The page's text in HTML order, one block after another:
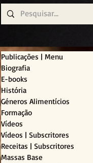
Publicações | Menu
Biografia
E-books
História
Géneros Alimentícios
Formação
Vídeos
Vídeos | Subscritores
Receitas | Subscritores
Massas Base